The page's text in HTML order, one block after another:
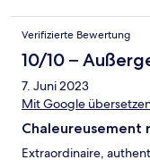
confiture et pâte à
charcuterie et
résumé hôtel propre
trop sur des produits
Verifizierte Bewertung
10/10 –
7. Juni 2023
Mit Google
Chaleureusement
Extraordinaire,